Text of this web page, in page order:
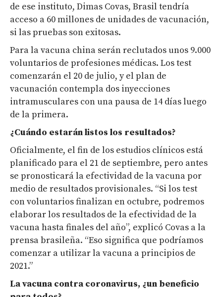
de ese instituto, Dimas Covas, Brasil tendría
acceso a 60 millones de unidades de vacunación,
si las pruebas son exitosas.
Para la vacuna china serán reclutados unos 9.000
voluntarios de profesiones médicas. Los test
comenzarán el 20 de julio, y el plan de
vacunación contempla dos inyecciones
intramusculares con una pausa de 14 días luego
de la primera.
¿Cuándo estarán listos los resultados?
Oficialmente, el fin de los estudios clínicos está
planificado para el 21 de septiembre, pero antes
se pronosticará la efectividad de la vacuna por
medio de resultados provisionales. “Si los test
con voluntarios finalizan en octubre, podremos
elaborar los resultados de la efectividad de la
vacuna hasta finales del año”, explicó Covas a la
prensa brasileña. “Eso significa que podríamos
comenzar a utilizar la vacuna a principios de
2021.”
La vacuna contra coronavirus, ¿un beneficio